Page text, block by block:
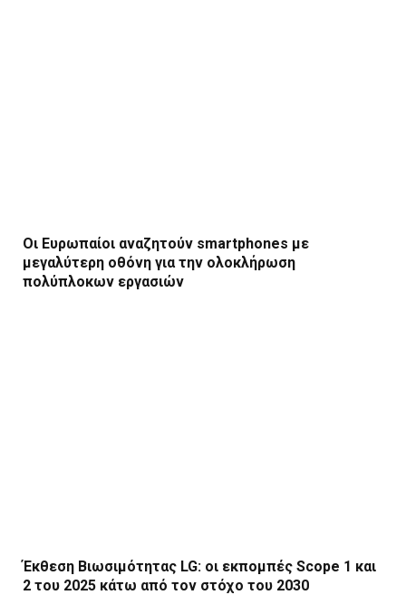
Οι Ευρωπαίοι αναζητούν smartphones με
μεγαλύτερη οθόνη για την ολοκλήρωση
πολύπλοκων εργασιών
Έκθεση Βιωσιμότητας LG: οι εκπομπές Scope 1 και
2 του 2025 κάτω από τον στόχο του 2030